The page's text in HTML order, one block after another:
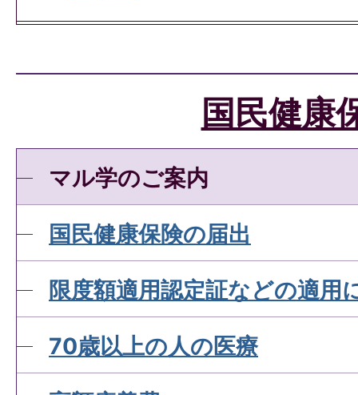
国民健康保険税の納付につ
国民健康保険税の軽減につ
が。
国民健康保険が使えない診
国民健康
マル学のご案内
国民健康保険の届出
限度額適用認定証などの適用
70歳以上の人の医療